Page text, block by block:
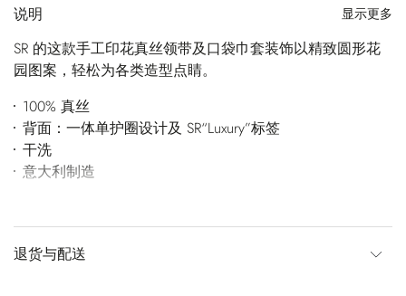
说明 显示更多
SR 的这款手工印花真丝领带及口袋巾套装饰以精致圆形花
园图案，轻松为各类造型点睛。
100% 真丝
背面：一体单护圈设计及 SR“Luxury”标签
干洗
意大利制造
退货与配送